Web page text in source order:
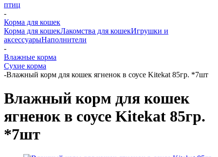
птиц
-
Корма для кошек
Корма для кошекЛакомства для кошекИгрушки и
аксессуарыНаполнители
-
Влажные корма
Сухие корма
-Влажный корм для кошек ягненок в соусе Kitekat 85гр. *7шт
Влажный корм для кошек
ягненок в соусе Kitekat 85гр.
*7шт